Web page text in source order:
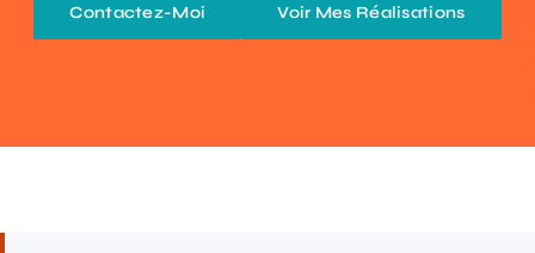
Contactez-Moi Voir Mes Réalisations